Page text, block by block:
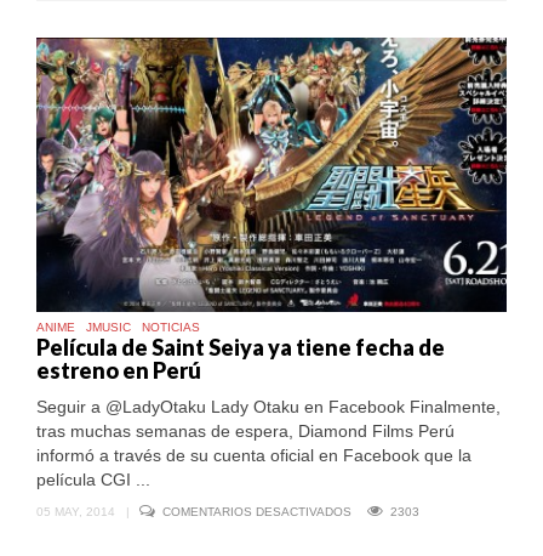
EN
NOVIEMBRE
PRÓXIMO
ANIME JMUSIC NOTICIAS
Película de Saint Seiya ya tiene fecha de
estreno en Perú
Seguir a @LadyOtaku Lady Otaku en Facebook Finalmente,
tras muchas semanas de espera, Diamond Films Perú
informó a través de su cuenta oficial en Facebook que la
película CGI ...
05 MAY, 2014 | COMENTARIOS DESACTIVADOS 2303